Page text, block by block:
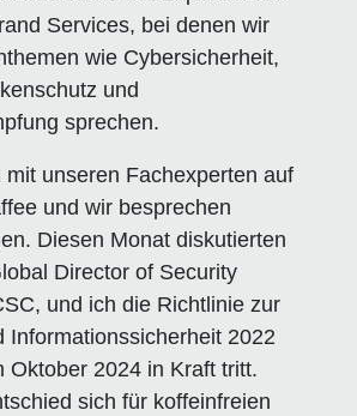
Services, bei denen wir
wie Cybersicherheit,
und
sprechen.
mit unseren Fachexperten auf
und wir besprechen
Diesen Monat diskutierten
Director of Security
und ich die Richtlinie zur
Informationssicherheit 2022
Oktober 2024 in Kraft tritt.
sich für koffeinfreien